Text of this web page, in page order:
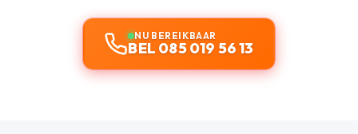
NU BEREIKBAAR
BEL 085 019 56 13